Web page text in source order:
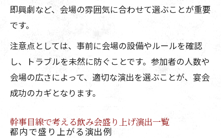
即興劇など、会場の雰囲気に合わせて選ぶことが重要
です。
注意点としては、事前に会場の設備やルールを確認
し、トラブルを未然に防ぐことです。参加者の人数や
会場の広さによって、適切な演出を選ぶことが、宴会
成功のカギとなります。
幹事目線で考える飲み会盛り上げ演出一覧
都内で盛り上がる演出例